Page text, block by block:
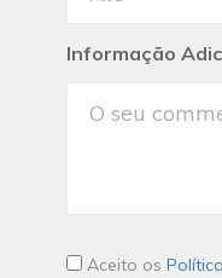
Informação
Aceito os